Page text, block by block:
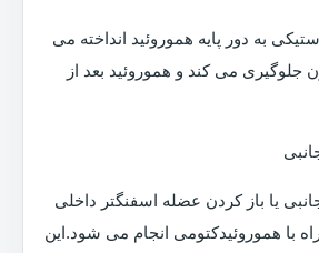
به دور پایه هموروئید انداخته می
می کند و هموروئید بعد از
یا باز کردن عضله اسفنگتر داخلی
با هموروئیدکتومی انجام می شود.این